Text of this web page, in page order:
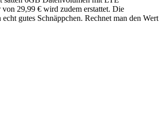
29,99 € wird zudem erstattet. Die
gutes Schnäppchen. Rechnet man den Wert